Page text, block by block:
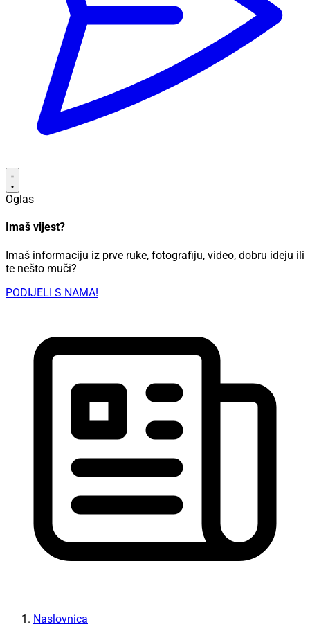
Oglas
Imaš vijest?
Imaš informaciju iz prve ruke, fotografiju, video, dobru ideju ili
te nešto muči?
PODIJELI S NAMA!
Naslovnica